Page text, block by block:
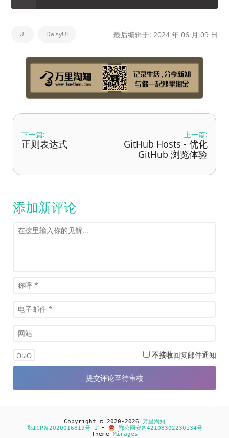
Ui DaisyUI 最后编辑于: 2024 年 06 月 09 日
下一篇:
正则表达式
上一篇:
GitHub Hosts - 优化
GitHub 浏览体验
添加新评论
OωO 不接收回复邮件通知
Copyright © 2020-2026 万里淘知
鄂ICP备2020016819号-1 •
鄂公网安备42108302230134号
Theme Mirages